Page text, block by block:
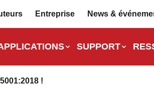
Entreprise News &
SUPPORT
!